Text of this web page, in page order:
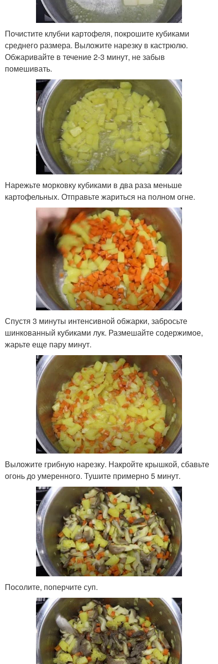
Почистите клубни картофеля, покрошите кубиками
среднего размера. Выложите нарезку в кастрюлю.
Обжаривайте в течение 2-3 минут, не забыв
помешивать.
Нарежьте морковку кубиками в два раза меньше
картофельных. Отправьте жариться на полном огне.
Спустя 3 минуты интенсивной обжарки, забросьте
шинкованный кубиками лук. Размешайте содержимое,
жарьте еще пару минут.
Выложите грибную нарезку. Накройте крышкой, сбавьте
огонь до умеренного. Тушите примерно 5 минут.
Посолите, поперчите суп.